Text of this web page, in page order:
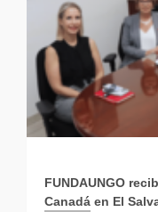
FUNDAUNGO
Canadá en El